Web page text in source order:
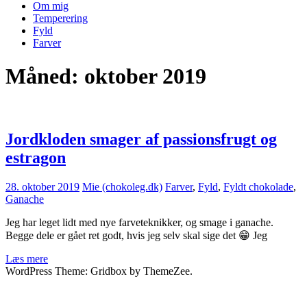
Om mig
Temperering
Fyld
Farver
Måned: oktober 2019
Jordkloden smager af passionsfrugt og
estragon
28. oktober 2019 Mie (chokoleg.dk) Farver, Fyld, Fyldt chokolade,
Ganache
Jeg har leget lidt med nye farveteknikker, og smage i ganache.
Begge dele er gået ret godt, hvis jeg selv skal sige det 😁 Jeg
Læs mere
WordPress Theme: Gridbox by ThemeZee.